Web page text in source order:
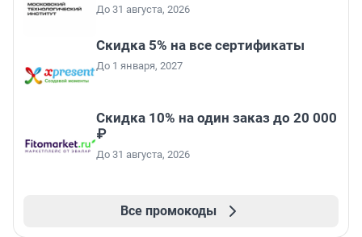
До 31 августа, 2026
Скидка 5% на все сертификаты
До 1 января, 2027
Скидка 10% на один заказ до 20 000
₽
До 31 августа, 2026
Все промокоды